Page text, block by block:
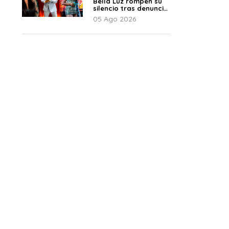
silencio tras denuncia
de Naldy: “Todo el
mundo lo sabía”
05 Ago 2026